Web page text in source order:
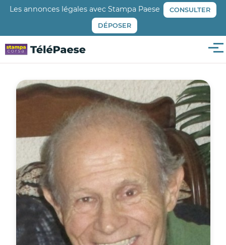
Aller
principal
Les annonces légales avec Stampa Paese CONSULTER
DÉPOSER